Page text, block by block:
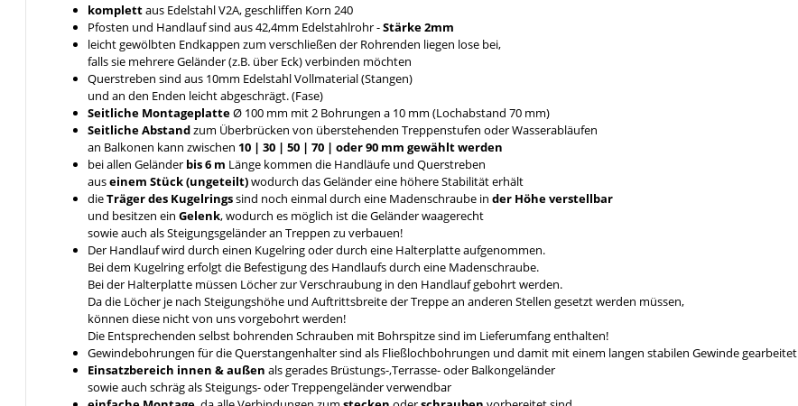
komplettaus Edelstahl V2A, geschliffen Korn 240
Pfosten und Handlauf sind aus 42,4mm Edelstahlrohr -Stärke 2mm
leicht gewölbten Endkappen zum verschließen der Rohrenden liegen lose bei,
falls sie mehrere Geländer (z.B. über Eck) verbinden möchten
Querstreben sind aus 10mm Edelstahl Vollmaterial (Stangen)
und an den Enden leicht abgeschrägt. (Fase)
Seitliche MontageplatteØ 100 mm mit 2 Bohrungen a 10 mm (Lochabstand 70 mm)
Seitliche Abstandzum Überbrücken von überstehenden Treppenstufen oder Wasserabläufen
an Balkonen kann zwischen 10 | 30 | 50 | 70 | oder 90 mm gewählt werden
bei allen Geländer bis 6 m Länge kommen die Handläufe und Querstreben
auseinem Stück (ungeteilt)wodurch das Geländer eine höhere Stabilität erhält
dieTräger des Kugelringssind noch einmal durch eine Madenschraube in der Höhe verstellbar
und besitzen ein Gelenk, wodurch es möglich ist die Geländer waagerecht
sowie auch als Steigungsgeländer an Treppen zu verbauen!
Der Handlauf wird durch einen Kugelring oder durch eine Halterplatte aufgenommen.
Bei dem Kugelring erfolgt die Befestigung des Handlaufs durch eine Madenschraube.
Bei der Halterplatte müssen Löcher zur Verschraubung in den Handlauf gebohrt werden.
Da die Löcher je nach Steigungshöhe und Auftrittsbreite der Treppe an anderen Stellen gesetzt werden müssen,
können diese nicht von uns vorgebohrt werden!
Die Entsprechenden selbst bohrenden Schrauben mit Bohrspitze sind im Lieferumfang enthalten!
Gewindebohrungen für die Querstangenhalter sind als Fließlochbohrungen und damit mit einem langen stabilen Gewinde gearbeitet
Einsatzbereich innen & außen als gerades Brüstungs-,Terrasse- oder Balkongeländer
sowie auch schräg als Steigungs- oder Treppengeländer verwendbar